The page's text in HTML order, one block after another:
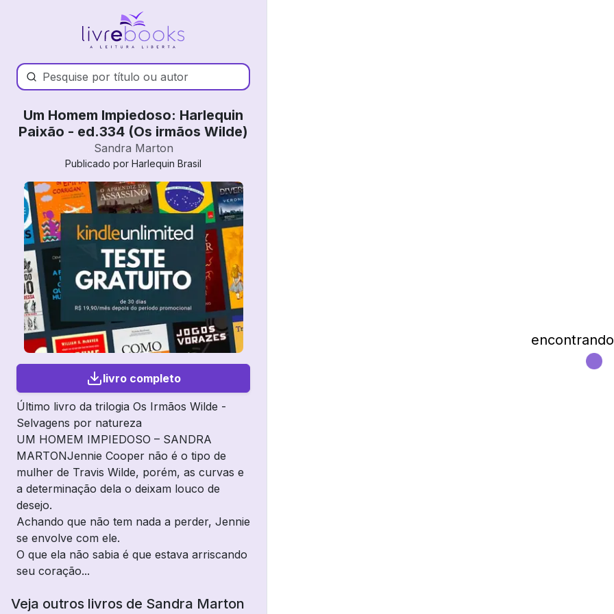
Um Homem Impiedoso: Harlequin
Paixão - ed.334 (Os irmãos Wilde)
Sandra Marton
Publicado por Harlequin Brasil
livro completo
Último livro da trilogia Os Irmãos Wilde -
Selvagens por natureza
UM HOMEM IMPIEDOSO – SANDRA
MARTONJennie Cooper não é o tipo de
mulher de Travis Wilde, porém, as curvas e
a determinação dela o deixam louco de
desejo.
Achando que não tem nada a perder, Jennie
se envolve com ele.
O que ela não sabia é que estava arriscando
seu coração...
Veja outros livros de Sandra Marton